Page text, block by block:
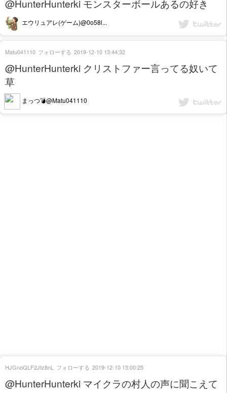
@HunterHunterki モンスターボールあるの好き
エウリュアレ(ゲーム)@0o58l...
@HunterHunterki クリストファー言ってる奴いて
草
まっつ💣@Matu041110
Matu041110 フォローする 2019-12-10 13:44:32
@HunterHunterki マイクラの村人の声に聞こえて
HJGnoQLF2Jtz8nL フォローする 2019-12-10 15:00:25